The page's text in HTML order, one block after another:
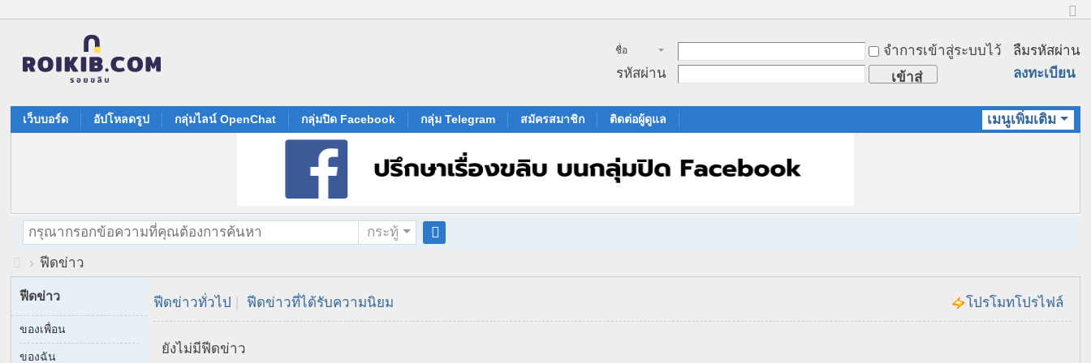
า
ด
ติ
ชื่อ
สมาชิก
จำการเข้าสู่ระบบไว้
ลืมรหัสผ่าน
รหัสผ่าน
เข้าสู่
ลงทะเบียน
เมนูเพิ่มเติม
เว็บบอร์ด อัปโหลดรูป กลุ่มไลน์ OpenChat กลุ่มปิด Facebook กลุ่ม Telegram สมัครสมาชิก ติดต่อผู้ดูแล
กระทู้
้น
า
R
Ki
b.
› ฟีดข่าว
ฟีดข่าว
ของเพื่อน
ของฉัน
โปรโมทโปรไฟล์
ฟีดข่าวทั่วไป | ฟีดข่าวที่ได้รับความนิยม
ยังไม่มีฟีดข่าว